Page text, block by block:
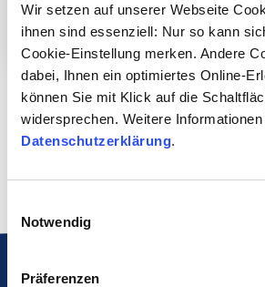
Wir setzen auf unserer Webseite
ihnen sind essenziell: Nur so kann
Cookie-Einstellung merken. Andere
dabei, Ihnen ein optimiertes Online-
können Sie mit Klick auf die
widersprechen. Weitere
Datenschutzerklärung.
Notwendig
Präferenzen
E-Mail:
bioscientia.de